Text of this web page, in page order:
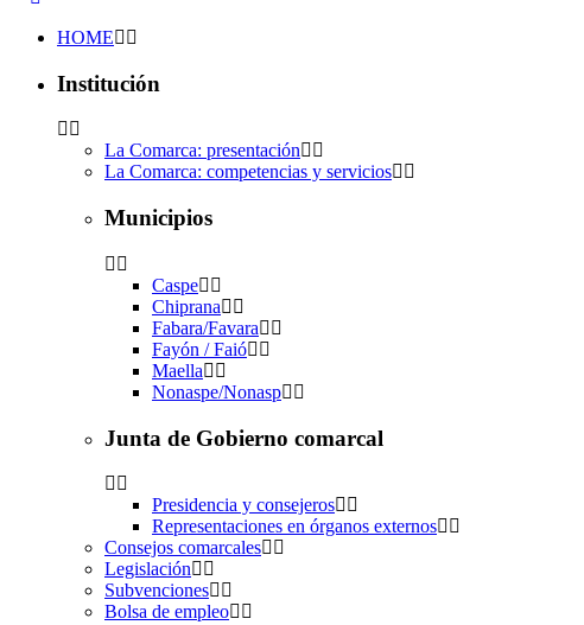
HOME
Institución
La Comarca: presentación
La Comarca: competencias y servicios
Municipios
Caspe
Chiprana
Fabara/Favara
Fayón / Faió
Maella
Nonaspe/Nonasp
Junta de Gobierno comarcal
Presidencia y consejeros
Representaciones en órganos externos
Consejos comarcales
Legislación
Subvenciones
Bolsa de empleo